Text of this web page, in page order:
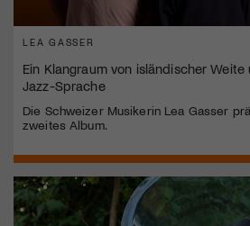
LEA GASSER
Ein Klangraum von isländischer
Jazz-Sprache
Die Schweizer Musikerin Lea Gasser
zweites Album.